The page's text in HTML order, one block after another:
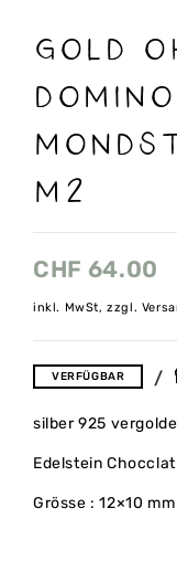
Gold
M2
CHF 64.00
inkl. MwSt, zzgl.
VERFÜGBAR
silber 925
Edelstein
Grösse : 12×10 mm